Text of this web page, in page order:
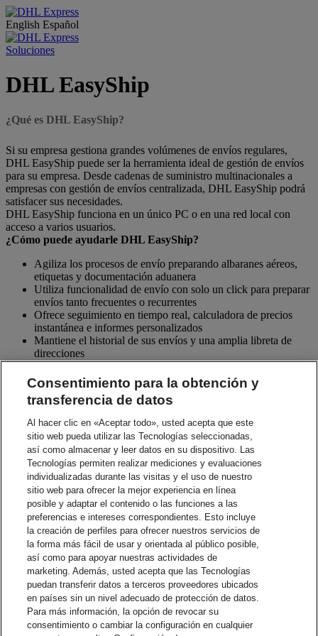
English Español
Soluciones
DHL EasyShip
¿Qué es DHL EasyShip?
Si su empresa gestiona grandes volúmenes de envíos regulares,
DHL EasyShip puede ser la herramienta ideal de gestión de envíos
para su empresa. Desde cadenas de suministro multinacionales a
empresas con gestión de envíos centralizada, DHL EasyShip podrá
satisfacer sus necesidades.
DHL EasyShip funciona en un único PC o en una red local con
acceso a varios usuarios.
¿Cómo puede ayudarle DHL EasyShip?
Agiliza los procesos de envío preparando albaranes aéreos,
etiquetas y documentación aduanera
Utiliza funcionalidad de envío con solo un click para preparar
envíos tanto frecuentes o recurrentes
Ofrece seguimiento en tiempo real, calculadora de precios
instantánea e informes personalizados
Mantiene el historial de sus envíos y una amplia libreta de
direcciones
Permite la importación y exportación de datos para integrarlos
a las aplicaciones de sus clientes
Permite listas de correo para envíos, pre-notificaciones y
envíos diferidos
Se ofrece con un soporte técnico completo, incluyendo
capacitación, documentación, escritorio de ayuda,
actualizaciones y mantenimiento in site
¿Qué necesito para comenzar a realizar envíos?
¿Qué necesito para comenzar a realizar envíos?
Un número de cuenta DHL
Un PC mínimo Pentium III y conexión a Internet
Microsoft Windows 2000/NT/XP
Funciona con impresora láser para etiquetas de envíos
impresas y documentación de aduana, impresión de etiquetas
térmicas y balanzas electrónicas
Contacte con el departamento de ventas
Soluciones de gestión de envíos
DHL express ofrece una variedad de opciones flexibles, desde
Consentimiento para la obtención y
transferencia de datos
Al hacer clic en «Aceptar todo», usted acepta que este
sitio web pueda utilizar las Tecnologías seleccionadas,
así como almacenar y leer datos en su dispositivo. Las
Tecnologías permiten realizar mediciones y evaluaciones
individualizadas durante las visitas y el uso de nuestro
sitio web para ofrecer la mejor experiencia en línea
posible y adaptar el contenido o las funciones a las
preferencias e intereses correspondientes. Esto incluye
la creación de perfiles para ofrecer nuestros servicios de
la forma más fácil de usar y orientada al público posible,
así como para apoyar nuestras actividades de
marketing. Además, usted acepta que las Tecnologías
puedan transferir datos a terceros proveedores ubicados
en países sin un nivel adecuado de protección de datos.
Para más información, la opción de revocar su
consentimiento o cambiar la configuración en cualquier